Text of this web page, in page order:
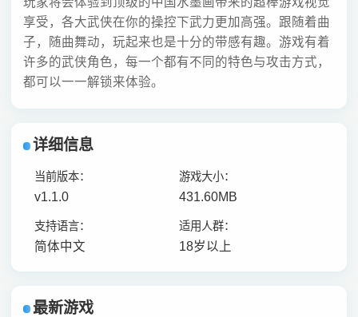
享受，各大武侠在你的操控下武力更加高强。跟随着曲
子，随曲舞动，玩起来也是十分的带感有趣。游戏有着
许多的武侠角色，每一个都有不同的特色与攻击方式，
都可以一一解锁来体验。
详细信息
当前版本：
v1.1.0
游戏大小：
431.60MB
支持语言：
简体中文
适用人群：
18岁以上
最新游戏